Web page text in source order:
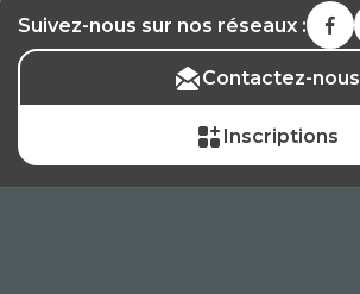
Suivez-nous sur nos réseaux :
Contactez-nous
Inscriptions